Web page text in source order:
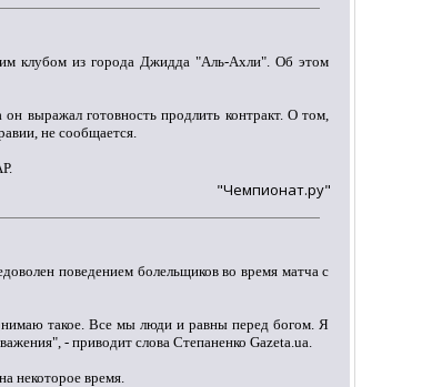
клубом из города Джидда "Аль-Ахли". Об этом
выражал готовность продлить контракт. О том,
не сообщается.
"Чемпионат.ру"
поведением болельщиков во время матча с
такое. Все мы люди и равны перед богом. Я
- приводит слова Степаненко Gazeta.ua.
некоторое время.